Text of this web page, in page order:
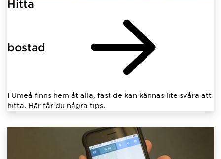
Hitta
bostad
I Umeå finns hem åt alla, fast de kan kännas lite svåra att
hitta. Här får du några tips.